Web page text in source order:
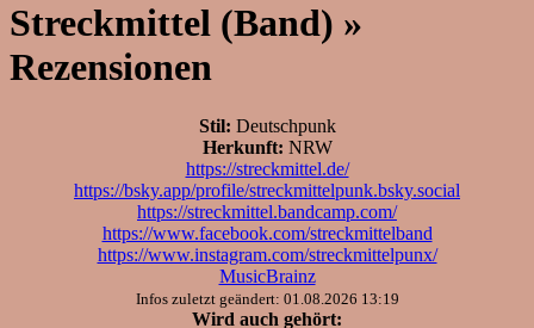
Streckmittel (Band) »
Rezensionen
Stil: Deutschpunk
Herkunft: NRW
https://streckmittel.de/
https://bsky.app/profile/streckmittelpunk.bsky.social
https://streckmittel.bandcamp.com/
https://www.facebook.com/streckmittelband
https://www.instagram.com/streckmittelpunx/
MusicBrainz
Infos zuletzt geändert: 01.08.2026 13:19
Wird auch gehört: